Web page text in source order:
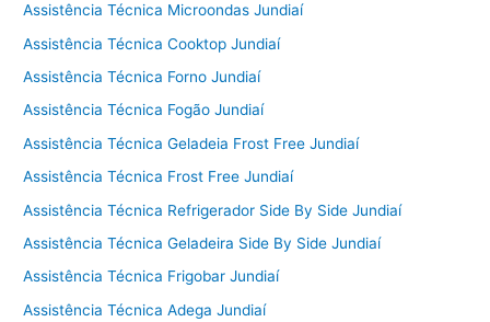
Assistência Técnica Microondas Jundiaí
Assistência Técnica Cooktop Jundiaí
Assistência Técnica Forno Jundiaí
Assistência Técnica Fogão Jundiaí
Assistência Técnica Geladeia Frost Free Jundiaí
Assistência Técnica Frost Free Jundiaí
Assistência Técnica Refrigerador Side By Side Jundiaí
Assistência Técnica Geladeira Side By Side Jundiaí
Assistência Técnica Frigobar Jundiaí
Assistência Técnica Adega Jundiaí